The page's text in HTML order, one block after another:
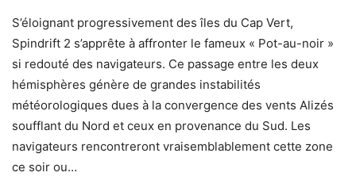
S’éloignant progressivement des îles du Cap Vert,
Spindrift 2 s’apprête à affronter le fameux « Pot-au-noir »
si redouté des navigateurs. Ce passage entre les deux
hémisphères génère de grandes instabilités
météorologiques dues à la convergence des vents Alizés
soufflant du Nord et ceux en provenance du Sud. Les
navigateurs rencontreront vraisemblablement cette zone
ce soir ou…